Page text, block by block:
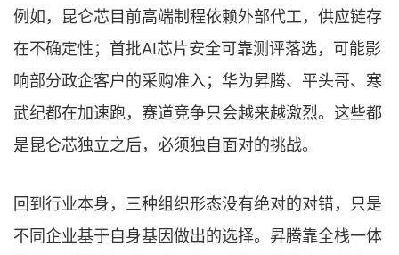
例如，昆仑芯目前高端制程依赖外部代工，供应链存
在不确定性；首批AI芯片安全可靠测评落选，可能影
响部分政企客户的采购准入；华为昇腾、平头哥、寒
武纪都在加速跑，赛道竞争只会越来越激烈。这些都
是昆仑芯独立之后，必须独自面对的挑战。
回到行业本身，三种组织形态没有绝对的对错，只是
不同企业基于自身基因做出的选择。昇腾靠全栈一体